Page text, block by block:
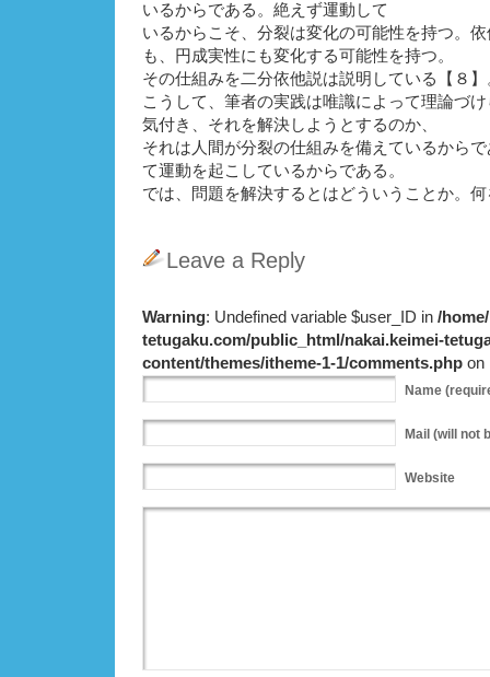
いるからである。絶えず運動して
いるからこそ、分裂は変化の可能性を持つ。
も、円成実性にも変化する可能性を持つ。
その仕組みを二分依他説は説明している【８】
こうして、筆者の実践は唯識によって理論づ
気付き、それを解決しようとするのか、
それは人間が分裂の仕組みを備えているから
て運動を起こしているからである。
では、問題を解決するとはどういうことか。
Leave a Reply
Warning: Undefined variable $user_ID in /
tetugaku.com/public_html/nakai.keimei-
content/themes/itheme-1-1/comments.php on
Name
Mail (will not
Website